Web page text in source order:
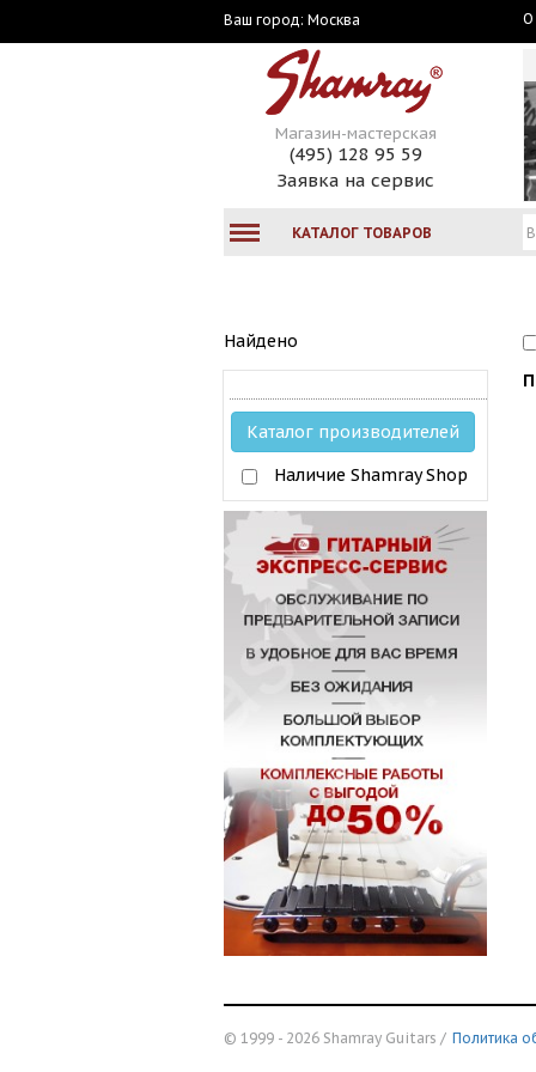
Ваш город: Москва О
Магазин-мастерская
(495) 128 95 59
Заявка на сервис
КАТАЛОГ ТОВАРОВ
Найдено
Каталог производителей
Наличие Shamray Shop
© 1999 - 2026 Shamray Guitars / Политика